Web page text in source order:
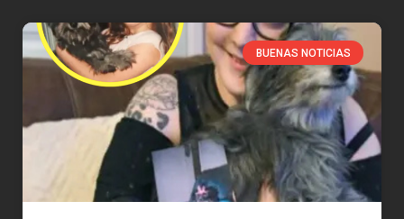
BUENAS NOTICIAS